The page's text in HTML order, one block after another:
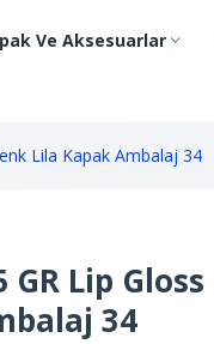
Ve Aksesuarlar
Lila Kapak Ambalaj 34
GR Lip
34